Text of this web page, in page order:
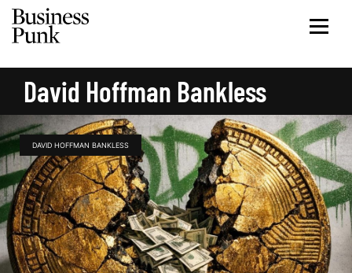
David Hoffman Bankless
DAVID HOFFMAN BANKLESS